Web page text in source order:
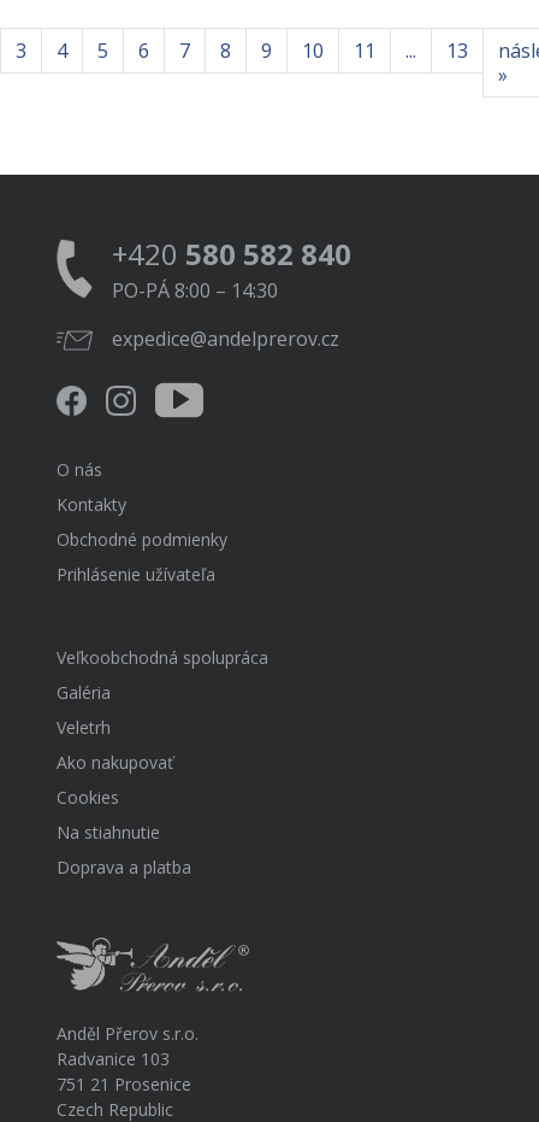
3 4 5 6 7 8 9 10 11 ... 13
»
+420 580 582 840
PO-PÁ 8:00 – 14:30
expedice@andelprerov.cz
O nás
Kontakty
Obchodné podmienky
Prihlásenie užívateľa
Veľkoobchodná spolupráca
Galéria
Veletrh
Ako nakupovať
Cookies
Na stiahnutie
Doprava a platba
Anděl Přerov s.r.o.
Radvanice 103
751 21 Prosenice
Czech Republic